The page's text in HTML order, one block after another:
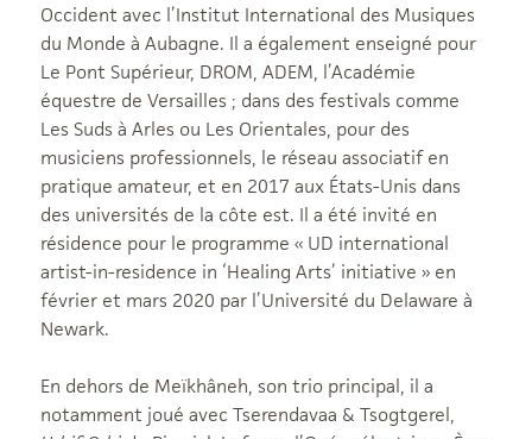
Occident avec l’Institut International des Musiques
du Monde à Aubagne. Il a également enseigné pour
Le Pont Supérieur, DROM, ADEM, l’Académie
équestre de Versailles ; dans des festivals comme
Les Suds à Arles ou Les Orientales, pour des
musiciens professionnels, le réseau associatif en
pratique amateur, et en 2017 aux États-Unis dans
des universités de la côte est. Il a été invité en
résidence pour le programme « UD international
artist-in-residence in ‘Healing Arts’ initiative » en
février et mars 2020 par l’Université du Delaware à
Newark.
En dehors de Meïkhâneh, son trio principal, il a
notamment joué avec Tserendavaa & Tsogtgerel,